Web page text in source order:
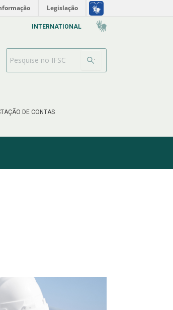
Legislação
DE CONTAS
INTERNATIONAL
Search Bar